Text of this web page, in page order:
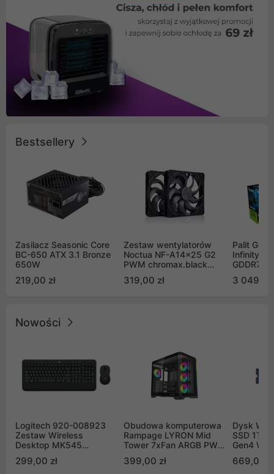
Bestsellery
Zasilacz Seasonic Core
BC-650 ATX 3.1 Bronze
650W
219,00 zł
Zestaw wentylatorów
Noctua NF-A14x25 G2
PWM chromax.black
Push Pull (2szt)
319,00 zł
Palit
Infinity 3
GDDR7
GB2050S)
3 049,00
Nowości
Logitech 920-008923
Zestaw Wireless
Desktop MK545
299,00 zł
Obudowa komputerowa
Rampage LYRON Mid
Tower 7xFan ARGB PWM
399,00 zł
Dysk WD
SSD 1TB
Gen4
669,00